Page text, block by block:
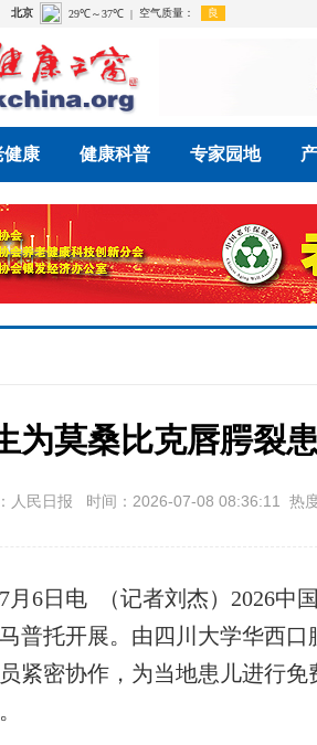
健康 健康科普 专家园地
为莫桑比克唇腭裂
人民日报 时间：2026-07-08 08:36:11 热
6日电 （记者刘杰）2026中
普托开展。由四川大学华西
紧密协作，为当地患儿进行